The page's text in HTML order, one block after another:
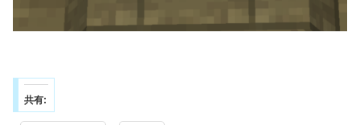
共有: